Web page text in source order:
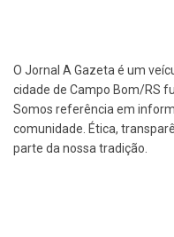
O Jornal A Gazeta é um
cidade de Campo Bom/RS
Somos referência em
comunidade. Ética,
parte da nossa tradição.